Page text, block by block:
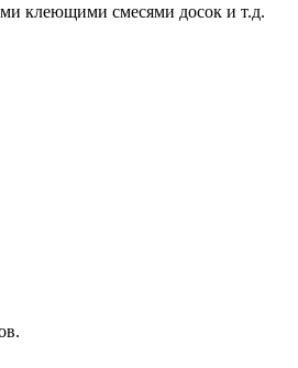
клеющими смесями досок и т.д.